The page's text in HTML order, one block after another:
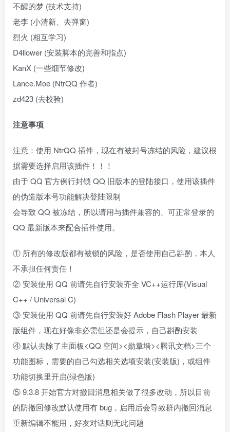
不醒的梦 (技术支持)
老李 (小清新、去弹窗)
烈火 (相互学习)
D4llower (安装脚本的完善和指点)
KanX (一些细节修改)
Lance.Moe (NtrQQ 作者)
zd423 (去校验)
注意事项
注意：使用 NtrQQ 插件，现在有被封号冻结的风险，建议根
据需要选择启用该插件！！！
由于 QQ 官方例行封锁 QQ 旧版本的登陆接口，使用该插件
的伪造版本号功能解决登陆限制
会导致 QQ 被冻结，所以请用与插件兼容的、可正常登录的
QQ 最新版本来配合插件使用。
① 所有的修改版都有被锁的风险，是否使用自己斟酌，本人
不承担任何责任！
② 安装使用 QQ 前请先自行安装齐全 VC++运行库(Visual
C++ / Universal C)
③ 安装使用 QQ 前请先自行安装好 Adobe Flash Player 最新
版组件，现在好像非必需但还是会提示，自己斟酌安装
④ 默认去除了主面板<QQ 空间><勋章墙><腾讯文档>三个
功能图标，需要的自己勾选相关选项安装(安装版)，或组件
功能切换里开启(绿色版)
⑤ 9.3.8 开始官方对撤回消息相关做了很多改动，所以目前
的防撤回修改默认使用有 bug，启用后会导致群内撤回消息
重新编辑不能用，好友对话则无此问题